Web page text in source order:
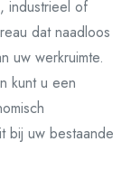
industrieel of
dat naadloos
uw werkruimte.
kunt u een
bij uw bestaande